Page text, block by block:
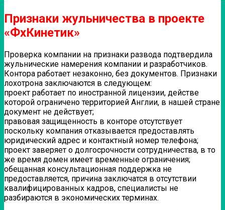
Признаки жульничества в проекте
«ФхКинетик»
Проверка компании на признаки развода подтвердила
жульнические намерения компании и разработчиков.
Контора работает незаконно, без документов. Признаки
лохотрона заключаются в следующем:
проект работает по иностранной лицензии, действе
которой ограничено территорией Англии, в нашей стране
документ не действует;
правовая защищенность в конторе отсутствует
поскольку компания отказывается предоставлять
юридический адрес и контактный номер телефона;
проект заверяет о долгосрочности сотрудничества, в то
же время домен имеет временные ограничения;
обещанная консультационная поддержка не
предоставляется, причина заключатся в отсутствии
квалифицированных кадров, специалисты не
разбираются в экономических терминах.